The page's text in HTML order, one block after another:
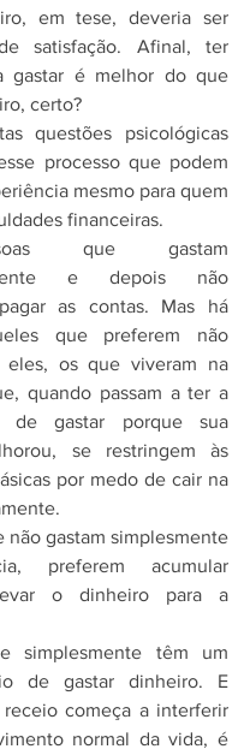
em tese, deveria ser
satisfação. Afinal, ter
gastar é melhor do que
certo?
questões psicológicas
processo que podem
mesmo para quem
financeiras.
que gastam
e depois não
as contas. Mas há
que preferem não
eles, os que viveram na
quando passam a ter a
de gastar porque sua
se restringem às
por medo de cair na
não gastam simplesmente
preferem acumular
o dinheiro para a
simplesmente têm um
de gastar dinheiro. E
começa a interferir
normal da vida, é